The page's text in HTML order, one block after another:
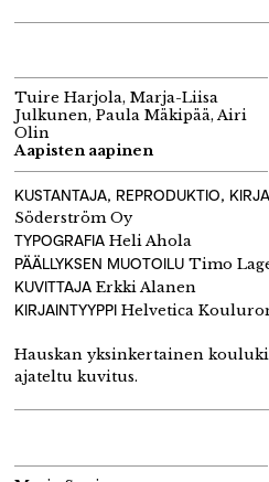
Tuire Harjola, Marja-Liisa
Julkunen, Paula Mäkipää, Airi
Olin
Aapisten aapinen
KUSTANTAJA, REPRODUKTIO,
Söderström Oy
TYPOGRAFIA Heli Ahola
PÄÄLLYKSEN MUOTOILU Timo
KUVITTAJA Erkki Alanen
KIRJAINTYYPPI Helvetica
Hauskan yksinkertainen
ajateltu kuvitus.